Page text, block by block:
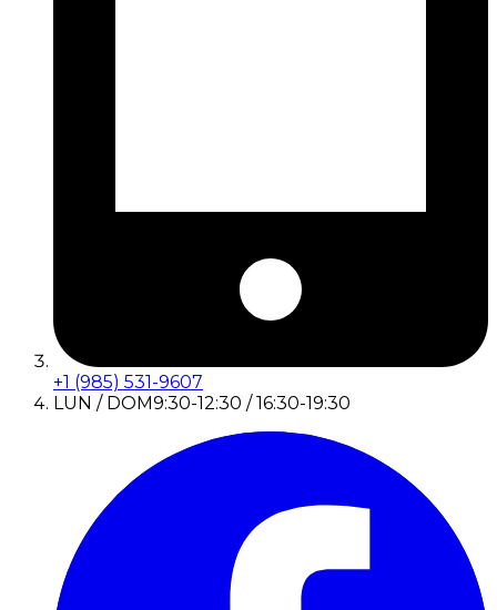
+1 (985) 531-9607
LUN / DOM9:30-12:30 / 16:30-19:30